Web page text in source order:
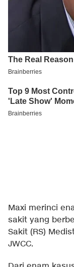
Maxi merinci
sakit yang
Sakit (RS)
JWCC.